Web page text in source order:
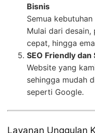
Bisnis
Semua
Mulai dari desain,
cepat, hingga
SEO Friendly dan
Website yang
sehingga mudah
seperti Google.
Layanan Unggulan